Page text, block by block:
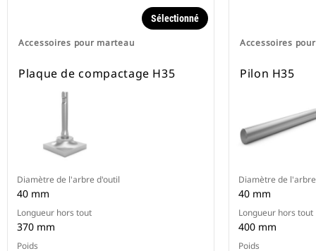
Accessoires pour marteau
Sélectionné
Plaque de compactage H35
Diamètre de l'arbre d'outil
40 mm
Longueur hors tout
370 mm
Poids
Accessoires
Pilon H35
Diamètre de
40 mm
Longueur hors tout
400 mm
Poids